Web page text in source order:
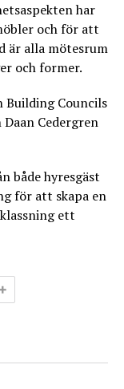
har
och för att
är alla mötesrum
och former.
Building Councils
Cedergren
både hyresgäst
för att skapa en
ett
+